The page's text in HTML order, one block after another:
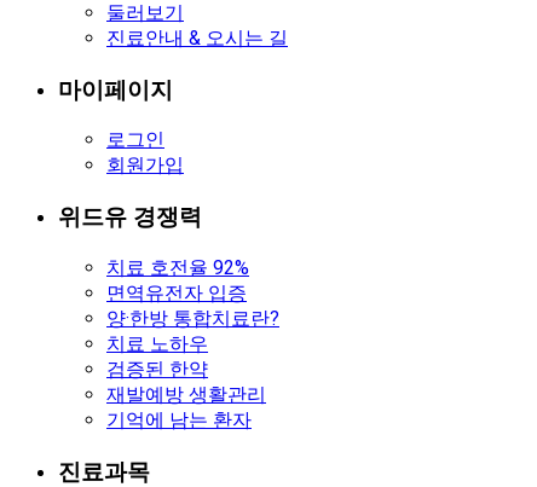
둘러보기
진료안내 & 오시는 길
마이페이지
로그인
회원가입
위드유 경쟁력
치료 호전율 92%
면역유전자 입증
양·한방 통합치료란?
치료 노하우
검증된 한약
재발예방 생활관리
기억에 남는 환자
진료과목